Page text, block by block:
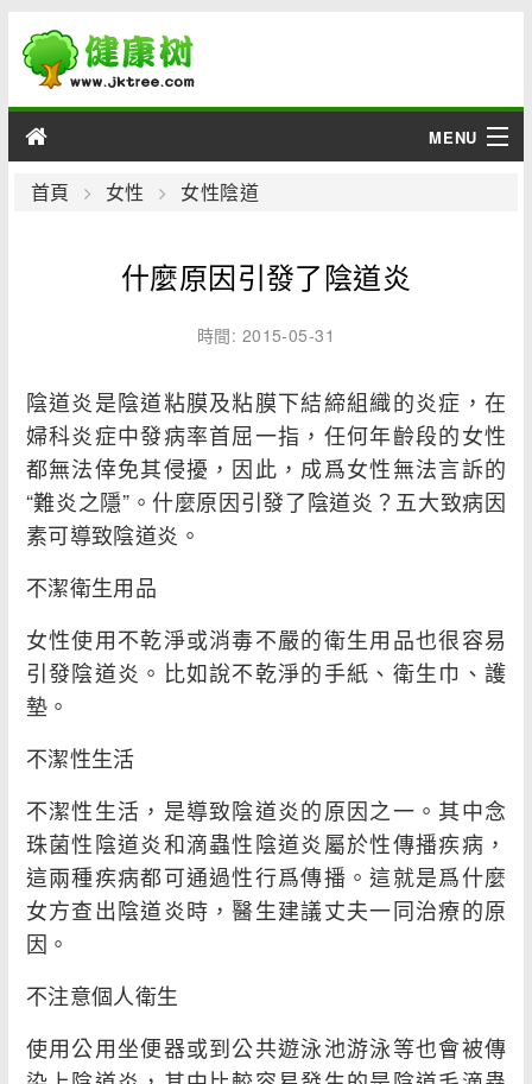
MENU
男性
綜合
疾病
首頁 女性 女性陰道
什麼原因引發了陰道炎
時間: 2015-05-31
陰道炎是陰道粘膜及粘膜下結締組織的炎症，在
婦科炎症中發病率首屈一指，任何年齡段的女性
都無法倖免其侵擾，因此，成爲女性無法言訴的
“難炎之隱”。什麼原因引發了陰道炎？五大致病因
素可導致陰道炎。
不潔衛生用品
女性使用不乾淨或消毒不嚴的衛生用品也很容易
引發陰道炎。比如說不乾淨的手紙、衛生巾、護
墊。
不潔性生活
不潔性生活，是導致陰道炎的原因之一。其中念
珠菌性陰道炎和滴蟲性陰道炎屬於性傳播疾病，
這兩種疾病都可通過性行爲傳播。這就是爲什麼
女方查出陰道炎時，醫生建議丈夫一同治療的原
因。
不注意個人衛生
使用公用坐便器或到公共遊泳池游泳等也會被傳